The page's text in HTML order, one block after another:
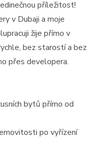
příležitost!
v Dubaji a moje
žije přímo v
bez starostí a bez
přes developera.
bytů přímo od
po vyřízení